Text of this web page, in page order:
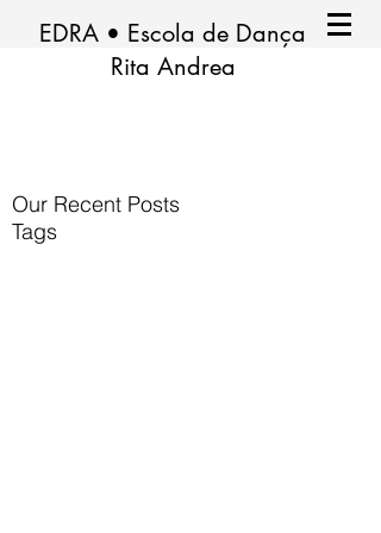
EDRA • Escola de Dança
Rita Andrea
Our Recent Posts
Tags